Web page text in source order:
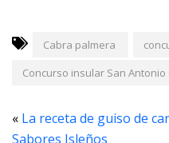
Cabra palmera
Concurso insular San
« La receta de guiso de
Sabores Isleños